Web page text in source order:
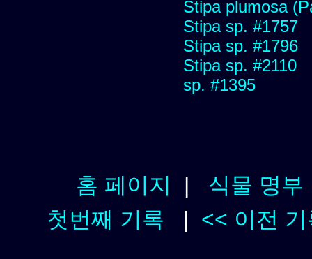
Stipa plumosa
Stipa sp. #1757
Stipa sp. #1796
Stipa sp. #2110
sp. #1395
홈 페이지 | 식물 명부
첫번째 기록 | << 이전 기